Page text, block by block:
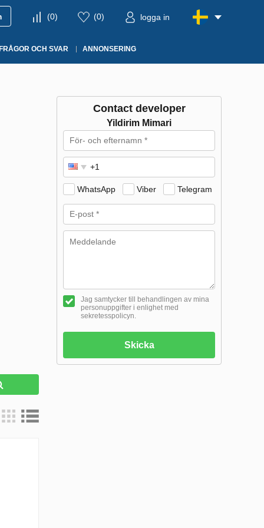
(0) (0) logga in
FRÅGOR OCH SVAR ANNONSERING
Contact developer
Yildirim Mimari
WhatsApp Viber Telegram
Jag samtycker till behandlingen av mina
personuppgifter i enlighet med
sekretesspolicyn.
Skicka